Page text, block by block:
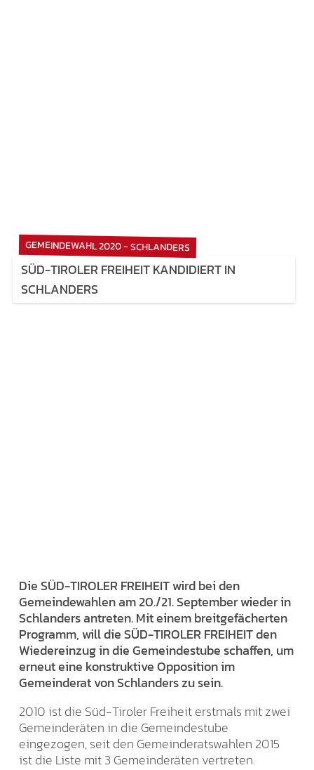
GEMEINDEWAHL 2020 - SCHLANDERS
SÜD-TIROLER FREIHEIT KANDIDIERT IN
SCHLANDERS
Die SÜD-TIROLER FREIHEIT wird bei den
Gemeindewahlen am 20./21. September wieder in
Schlanders antreten. Mit einem breitgefächerten
Programm, will die SÜD-TIROLER FREIHEIT den
Wiedereinzug in die Gemeindestube schaffen, um
erneut eine konstruktive Opposition im
Gemeinderat von Schlanders zu sein.
2010 ist die Süd-Tiroler Freiheit erstmals mit zwei
Gemeinderäten in die Gemeindestube
eingezogen, seit den Gemeinderatswahlen 2015
ist die Liste mit 3 Gemeinderäten vertreten.